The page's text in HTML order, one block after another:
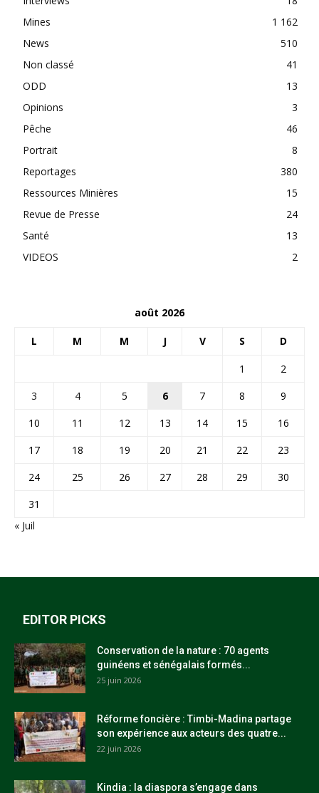
Mines
1 162
News
510
Non classé
41
ODD
13
Opinions
3
Pêche
46
Portrait
8
Reportages
380
Ressources Minières
15
Revue de Presse
24
Santé
13
VIDEOS
2
août 2026
L M M J V S D
1
2
3
4 5 6 7 8
9
10
11 12 13 14 15
16
17
18 19 20 21 22
23
24
25 26 27 28 29
30
31
« Juil
EDITOR PICKS
Conservation de la nature : 70 agents
guinéens et sénégalais formés...
25 juin 2026
Réforme foncière : Timbi-Madina partage
son expérience aux acteurs des quatre...
22 juin 2026
Kindia : la diaspora s’engage dans